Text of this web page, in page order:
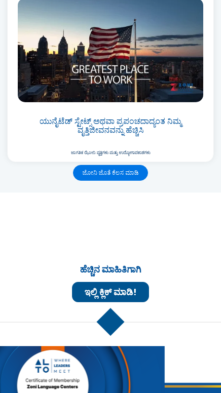
ಯುನೈಟೆಡ್ ಸ್ಟೇಟ್ಸ್ ಅಥವಾ ಪ್ರಪಂಚದಾದ್ಯಂತ ನಿಮ್ಮ
ವೃತ್ತಿಜೀವನವನ್ನು ಹೆಚ್ಚಿಸಿ
ಜಾಗತಿಕ ಝೋನಿ ವೃತ್ತಿಗಳು ಮತ್ತು ಉದ್ಯೋಗಾವಕಾಶಗಳು
ಜೋನಿ ಜೊತೆ ಕೆಲಸ ಮಾಡಿ
ಹೆಚ್ಚಿನ ಮಾಹಿತಿಗಾಗಿ
ಇಲ್ಲಿ ಕ್ಲಿಕ್ ಮಾಡಿ!